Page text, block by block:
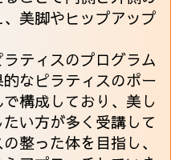
美脚やヒップアップ
ティスのプログラム
なピラティスのポー
構成しており、美し
い方が多く受講して
整った体を目指し、